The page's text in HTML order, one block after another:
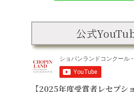
公式
【2025年度受賞者レセプシ